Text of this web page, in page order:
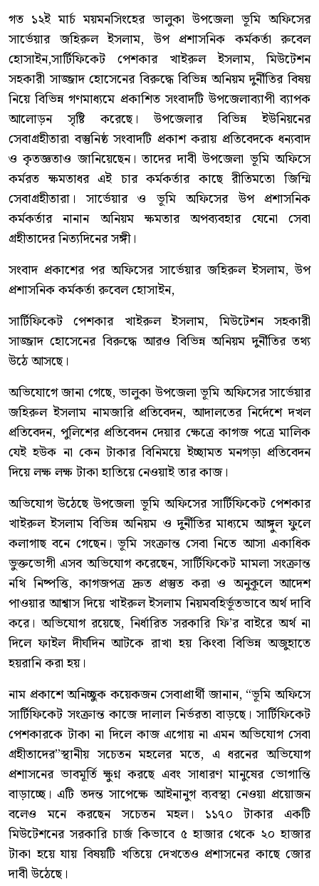
গত ১২ই মার্চ ময়মনসিংহের ভালুকা উপজেলা ভূমি অফিসের
সার্ভেয়ার জহিরুল ইসলাম, উপ প্রশাসনিক কর্মকর্তা রুবেল
হোসাইন,সার্টিফিকেট পেশকার খাইরুল ইসলাম, মিউটেশন
সহকারী সাজ্জাদ হোসেনের বিরুদ্ধে বিভিন্ন অনিয়ম দুর্নীতির বিষয়
নিয়ে বিভিন্ন গণমাধ্যমে প্রকাশিত সংবাদটি উপজেলাব্যাপী ব্যাপক
আলোড়ন সৃষ্টি করেছে। উপজেলার বিভিন্ন ইউনিয়নের
সেবাগ্রহীতারা বস্তুনিষ্ঠ সংবাদটি প্রকাশ করায় প্রতিবেদকে ধন্যবাদ
ও কৃতজ্ঞতাও জানিয়েছেন। তাদের দাবী উপজেলা ভূমি অফিসে
কর্মরত ক্ষমতাধর এই চার কর্মকর্তার কাছে রীতিমতো জিম্মি
সেবাগ্রহীতারা। সার্ভেয়ার ও ভূমি অফিসের উপ প্রশাসনিক
কর্মকর্তার নানান অনিয়ম ক্ষমতার অপব্যবহার যেনো সেবা
গ্রহীতাদের নিত্যদিনের সঙ্গী।
সংবাদ প্রকাশের পর অফিসের সার্ভেয়ার জহিরুল ইসলাম, উপ
প্রশাসনিক কর্মকর্তা রুবেল হোসাইন,
সার্টিফিকেট পেশকার খাইরুল ইসলাম, মিউটেশন সহকারী
সাজ্জাদ হোসেনের বিরুদ্ধে আরও বিভিন্ন অনিয়ম দুর্নীতির তথ্য
উঠে আসছে।
অভিযোগে জানা গেছে, ভালুকা উপজেলা ভূমি অফিসের সার্ভেয়ার
জহিরুল ইসলাম নামজারি প্রতিবেদন, আদালতের নির্দেশে দখল
প্রতিবেদন, পুলিশের প্রতিবেদন দেয়ার ক্ষেত্রে কাগজ পত্রে মালিক
যেই হউক না কেন টাকার বিনিময়ে ইচ্ছামত মনগড়া প্রতিবেদন
দিয়ে লক্ষ লক্ষ টাকা হাতিয়ে নেওয়াই তার কাজ।
অভিযোগ উঠেছে উপজেলা ভূমি অফিসের সার্টিফিকেট পেশকার
খাইরুল ইসলাম বিভিন্ন অনিয়ম ও দুর্নীতির মাধ্যমে আঙ্গুল ফুলে
কলাগাছ বনে গেছেন। ভূমি সংক্রান্ত সেবা নিতে আসা একাধিক
ভুক্তভোগী এসব অভিযোগ করেছেন, সার্টিফিকেট মামলা সংক্রান্ত
নথি নিষ্পত্তি, কাগজপত্র দ্রুত প্রস্তুত করা ও অনুকূলে আদেশ
পাওয়ার আশ্বাস দিয়ে খাইরুল ইসলাম নিয়মবহির্ভূতভাবে অর্থ দাবি
করে। অভিযোগ রয়েছে, নির্ধারিত সরকারি ফি’র বাইরে অর্থ না
দিলে ফাইল দীর্ঘদিন আটকে রাখা হয় কিংবা বিভিন্ন অজুহাতে
হয়রানি করা হয়।
নাম প্রকাশে অনিচ্ছুক কয়েকজন সেবাপ্রার্থী জানান, “ভূমি অফিসে
সার্টিফিকেট সংক্রান্ত কাজে দালাল নির্ভরতা বাড়ছে। সার্টিফিকেট
পেশকারকে টাকা না দিলে কাজ এগোয় না এমন অভিযোগ সেবা
গ্রহীতাদের”স্থানীয় সচেতন মহলের মতে, এ ধরনের অভিযোগ
প্রশাসনের ভাবমূর্তি ক্ষুণ্ন করছে এবং সাধারণ মানুষের ভোগান্তি
বাড়াচ্ছে। এটি তদন্ত সাপেক্ষে আইনানুগ ব্যবস্থা নেওয়া প্রয়োজন
বলেও মনে করছেন সচেতন মহল। ১১৭০ টাকার একটি
মিউটেশনের সরকারি চার্জ কিভাবে ৫ হাজার থেকে ২০ হাজার
টাকা হয়ে যায় বিষয়টি খতিয়ে দেখতেও প্রশাসনের কাছে জোর
দাবী উঠেছে।